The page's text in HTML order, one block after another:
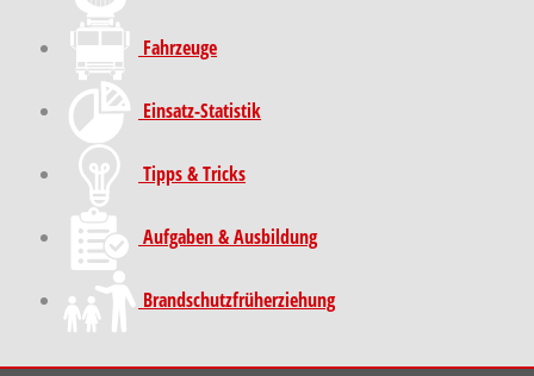
Fahrzeuge
Einsatz-Statistik
Tipps & Tricks
Aufgaben & Ausbildung
Brand­schutz­früh­erziehung